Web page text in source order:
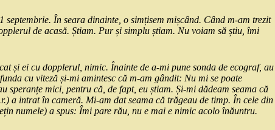
În seara dinainte, o simțisem mișcând. Când m-am trezit
de acasă. Știam. Pur și simplu știam. Nu voiam să știu, îmi
și ei cu dopplerul, nimic. Înainte de a-mi pune sonda de ecograf, au
cu viteză și-mi amintesc că m-am gândit: Nu mi se poate
mici, pentru că, de fapt, eu știam. Și-mi dădeam seama că
a intrat în cameră. Mi-am dat seama că trăgeau de timp. În cele din
numele) a spus: Îmi pare rău, nu e mai e nimic acolo înăuntru.